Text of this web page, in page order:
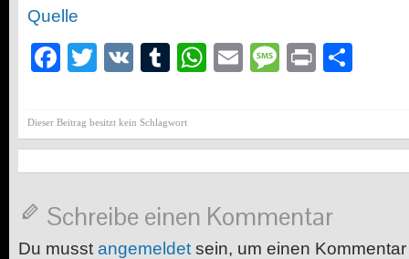
Quelle
Facebook
Twitter
VK Tumblr
WhatsApp
EmailMessage
Print
Dieser Beitrag besitzt kein Schlagwort
Schreibe einen Kommentar
Du musst angemeldet sein, um einen